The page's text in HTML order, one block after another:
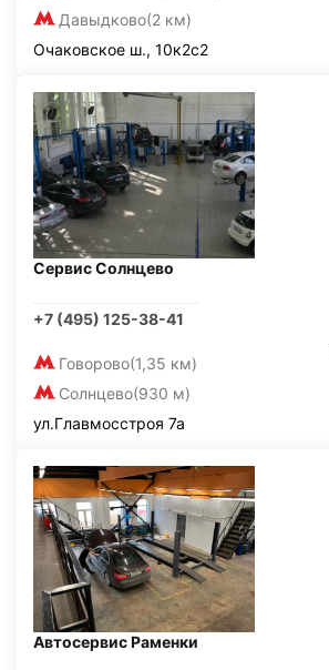
Давыдково(2 км)
Очаковское ш., 10к2с2
Сервис Солнцево
+7 (495) 125-38-41
Говорово(1,35 км)
Солнцево(930 м)
ул.Главмосстроя 7а
Автосервис Раменки